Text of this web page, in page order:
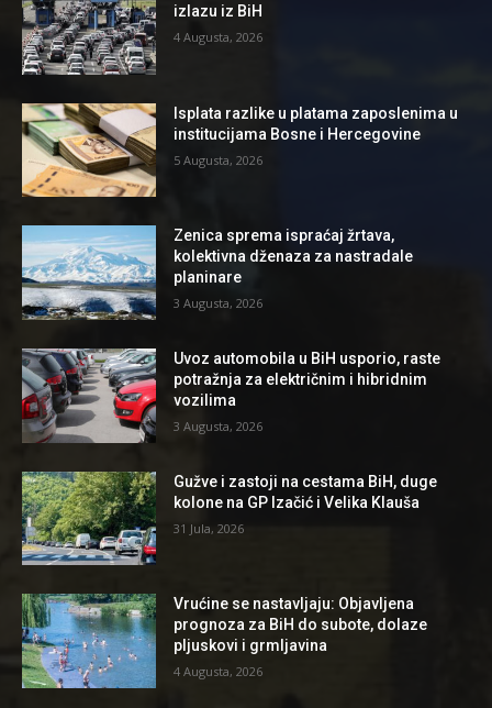
izlazu iz BiH
4 Augusta, 2026
Isplata razlike u platama zaposlenima u
institucijama Bosne i Hercegovine
5 Augusta, 2026
Zenica sprema ispraćaj žrtava,
kolektivna dženaza za nastradale
planinare
3 Augusta, 2026
Uvoz automobila u BiH usporio, raste
potražnja za električnim i hibridnim
vozilima
3 Augusta, 2026
Gužve i zastoji na cestama BiH, duge
kolone na GP Izačić i Velika Klauša
31 Jula, 2026
Vrućine se nastavljaju: Objavljena
prognoza za BiH do subote, dolaze
pljuskovi i grmljavina
4 Augusta, 2026